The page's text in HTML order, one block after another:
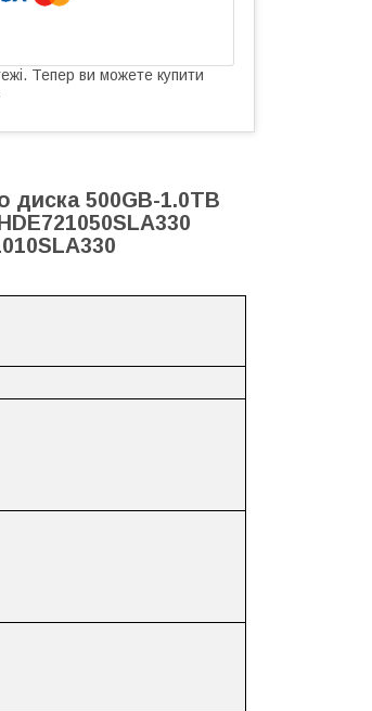
Тепер ви можете купити
диска 500GB-1.0TB